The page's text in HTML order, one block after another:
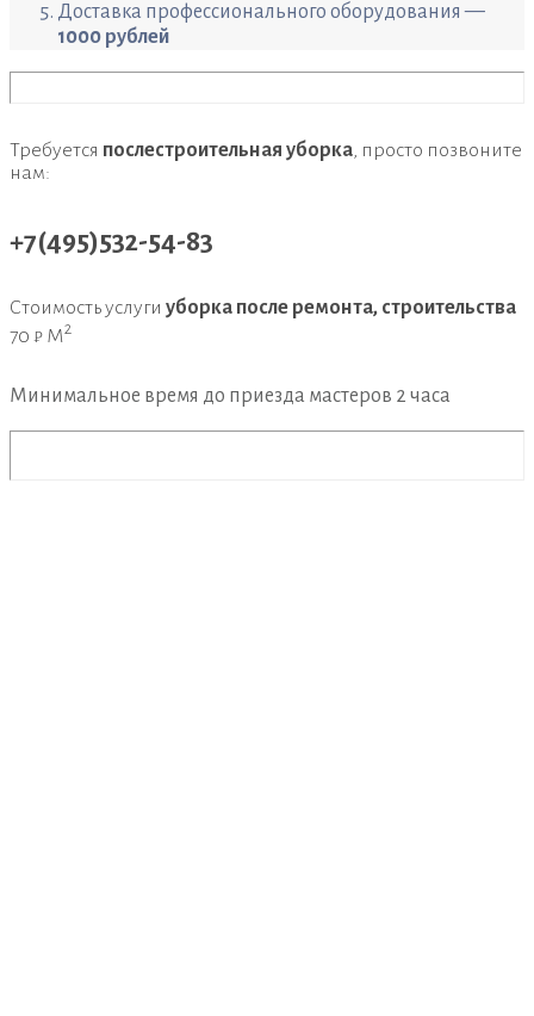
Доставка профессионального оборудования —
1000 рублей
Требуется послестроительная уборка, просто позвоните
нам:
+7(495)532-54-83
Стоимость услуги уборка после ремонта, строительства
70 ₽ М2
Минимальное время до приезда мастеров 2 часа